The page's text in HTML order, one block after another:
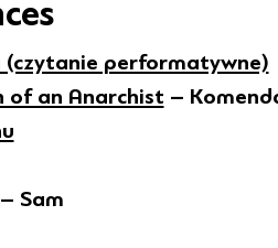
performatywne)
of an Anarchist –
– Sam